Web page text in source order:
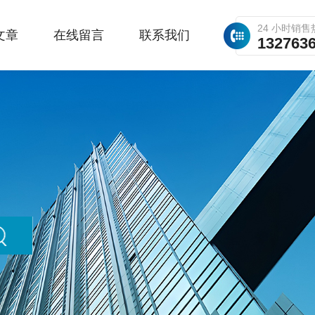
24 小时销售
章 在线留言 联系我们